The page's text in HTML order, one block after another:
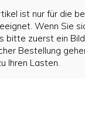
ist nur für die
Wenn Sie
bitte zuerst ein
Bestellung
Ihren Lasten.